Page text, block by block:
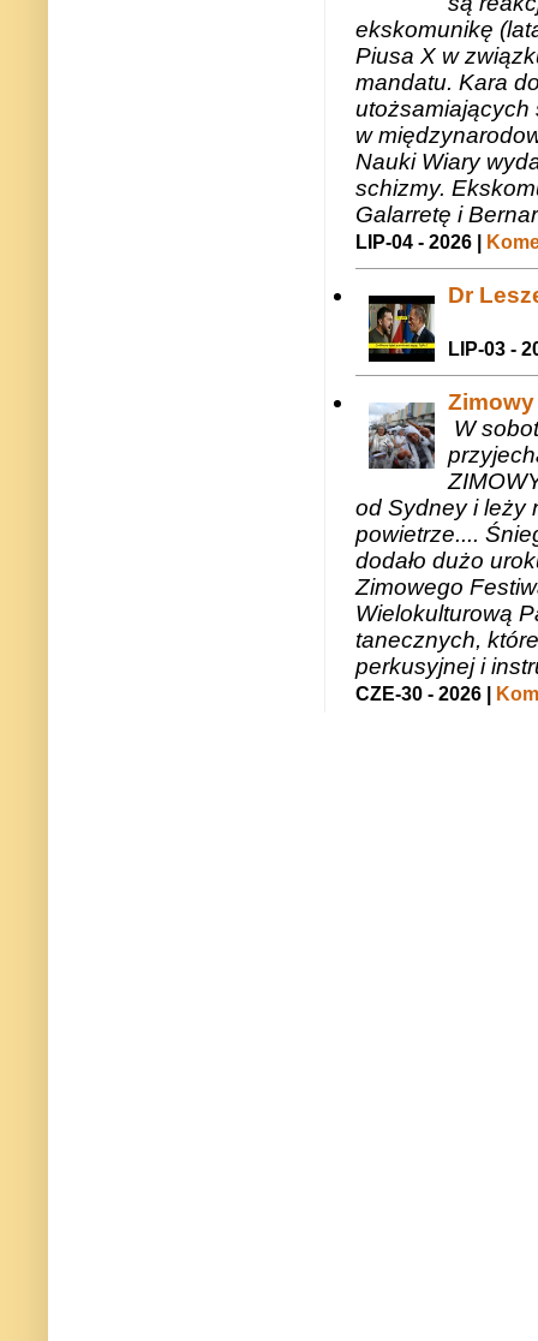
ekskomunikę
Piusa X w
mandatu. Kara
utożsamiających
w
Nauki Wiary
schizmy.
Galarretę i
LIP-04 - 2026 |
Dr
LIP-03 -
W
od Sydney i leży
powietrze....
dodało dużo
Zimowego
Wielokulturową
tanecznych,
perkusyjnej i
CZE-30 - 2026 |